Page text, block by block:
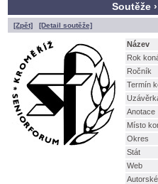
Soutěže
[Zpět] [Detail soutěže]
Název
Rok
Ročník
Termín
Anotace
Místo
Okres
Stát
Web